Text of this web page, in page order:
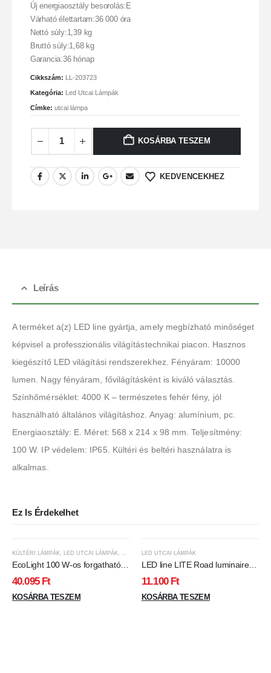
Új energiaosztály besorolás:E
Várható élettartam:36 000 óra
Nettó súly:1,39 kg
Bruttó súly:1,68 kg
Garancia:36 hónap
Cikkszám: LL-203723
Kategória: Led Utcai Lámpák
Címke: utcai lámpa
KOSÁRBA TESZEM
KEDVENCEKHEZ
Leírás
A terméket a(z) LED line gyártja, amely megbízható minőséget
képvisel a professzionális világítástechnikai piacon. Hasznos
kiegészítő LED világítási rendszerekhez. Fényáram: 10000
lumen. Nagy fényáram, fővilágításként is kiváló választás.
Színhőmérséklet: 4000 K – természetes fehér fény, jól
használható általános világításhoz. Anyag: alumínium, pc.
Energiaosztály: E. Méret: 568 x 214 x 98 mm. Teljesítmény:
100 W. IP védelem: IP65. Kültéri és beltéri használatra is
alkalmas.
Ez Is Érdekelhet
KÜLTÉRI LÁMPÁK LED UTCAI LÁMPÁK LED VILÁGÍTÁS
EcoLight 100 W-os forgatható
utcai lámpa
40.095 Ft
KOSÁRBA TESZEM
LED UTCAI LÁMPÁK
LED line LITE Road luminaire
STREETLITE 50W 4000K
5000lm black
11.100 Ft
KOSÁRBA TESZEM